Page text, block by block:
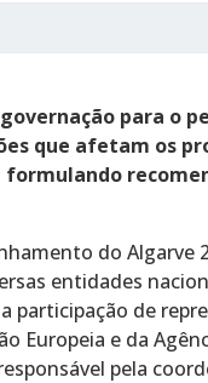
para o
que afetam os
do Algarve
entidades
participação de
Europeia e da
pela